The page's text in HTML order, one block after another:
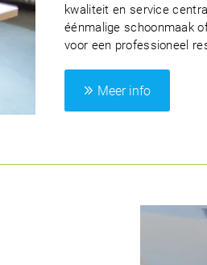
kwaliteit en service
éénmalige schoonmaak
voor een professioneel
Meer info